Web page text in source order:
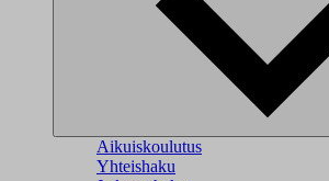
Aikuiskoulutus
Yhteishaku